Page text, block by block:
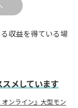
収益を得ている場
メしています
ンライン』大型モン